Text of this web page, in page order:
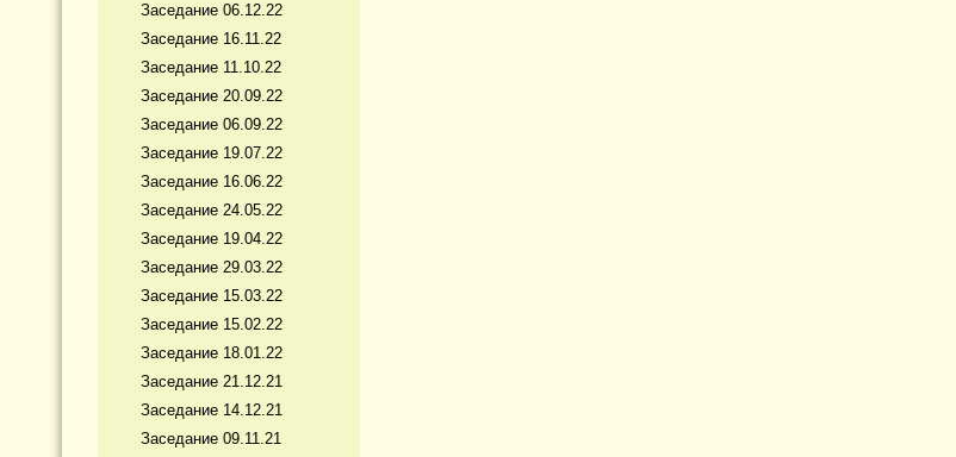
Заседание 06.12.22
Заседание 16.11.22
Заседание 11.10.22
Заседание 20.09.22
Заседание 06.09.22
Заседание 19.07.22
Заседание 16.06.22
Заседание 24.05.22
Заседание 19.04.22
Заседание 29.03.22
Заседание 15.03.22
Заседание 15.02.22
Заседание 18.01.22
Заседание 21.12.21
Заседание 14.12.21
Заседание 09.11.21